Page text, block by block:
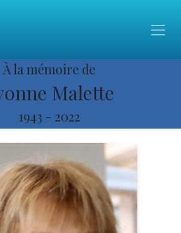
À la mémoire de
Malette
1943 - 2022